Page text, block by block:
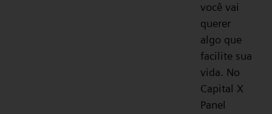
você vai
querer
algo que
facilite sua
vida. No
Capital X
Panel